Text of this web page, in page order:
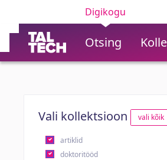
Digikogu
Otsing
Vali kollektsioon vali kõik
artiklid
doktoritööd